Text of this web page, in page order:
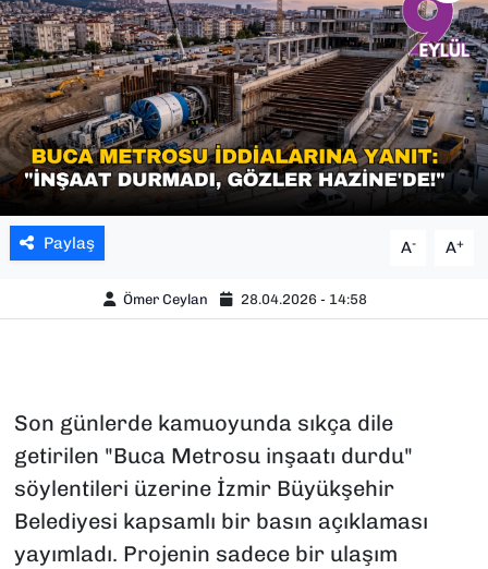
Paylaş A- A+
Ömer Ceylan 28.04.2026 - 14:58
Son günlerde kamuoyunda sıkça dile
getirilen "Buca Metrosu inşaatı durdu"
söylentileri üzerine İzmir Büyükşehir
Belediyesi kapsamlı bir basın açıklaması
yayımladı. Projenin sadece bir ulaşım